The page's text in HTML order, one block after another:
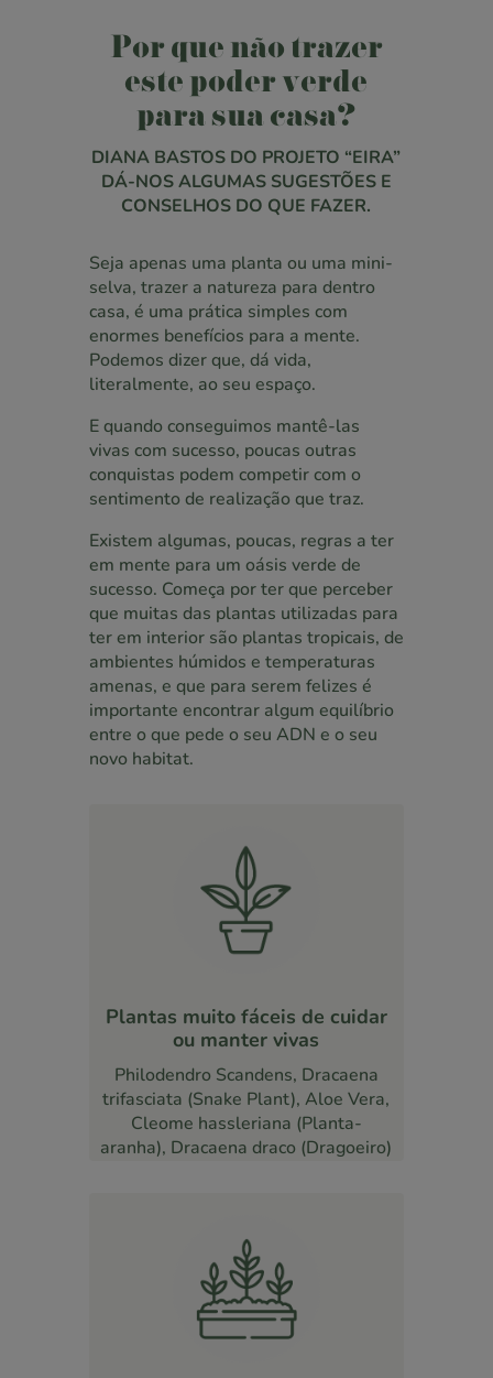
Por que não trazer
este poder verde
para sua casa?
DIANA BASTOS DO PROJETO “EIRA”
DÁ-NOS ALGUMAS SUGESTÕES E
CONSELHOS DO QUE FAZER.
Seja apenas uma planta ou uma mini-
selva, trazer a natureza para dentro
casa, é uma prática simples com
enormes benefícios para a mente.
Podemos dizer que, dá vida,
literalmente, ao seu espaço.
E quando conseguimos mantê-las
vivas com sucesso, poucas outras
conquistas podem competir com o
sentimento de realização que traz.
Existem algumas, poucas, regras a ter
em mente para um oásis verde de
sucesso. Começa por ter que perceber
que muitas das plantas utilizadas para
ter em interior são plantas tropicais, de
ambientes húmidos e temperaturas
amenas, e que para serem felizes é
importante encontrar algum equilíbrio
entre o que pede o seu ADN e o seu
novo habitat.
Plantas muito fáceis de cuidar
ou manter vivas
Philodendro Scandens, Dracaena
trifasciata (Snake Plant), Aloe Vera,
Cleome hassleriana (Planta-
aranha), Dracaena draco (Dragoeiro)